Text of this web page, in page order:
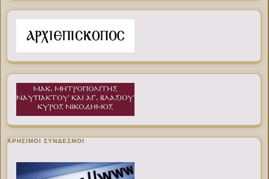
ΧΡΉΣΙΜΟΙ ΣΎΝΔΕΣΜΟΙ